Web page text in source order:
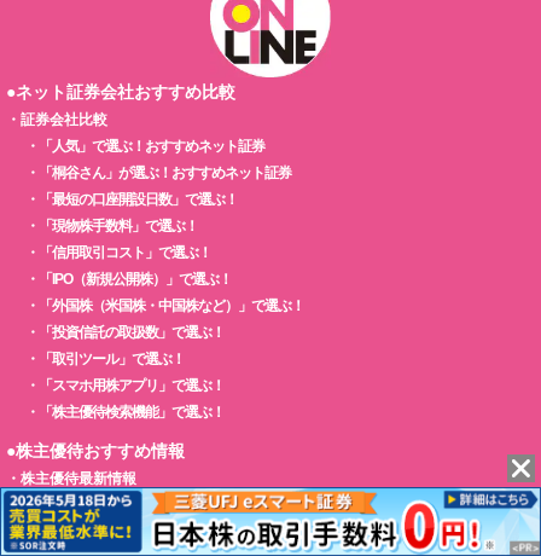
●ネット証券会社おすすめ比較
・ 証券会社比較
・
「人気」で選ぶ！おすすめネット証券
・
「桐谷さん」が選ぶ！おすすめネット証券
・
「最短の口座開設日数」で選ぶ！
・
「現物株手数料」で選ぶ！
・
「信用取引コスト」で選ぶ！
・
「IPO（新規公開株）」で選ぶ！
・
「外国株（米国株・中国株など）」で選ぶ！
・
「投資信託の取扱数」で選ぶ！
・
「取引ツール」で選ぶ！
・
「スマホ用株アプリ」で選ぶ！
・
「株主優待検索機能」で選ぶ！
●株主優待おすすめ情報
・ 株主優待最新情報
・株主優待情報
・株主優待人気ランキング